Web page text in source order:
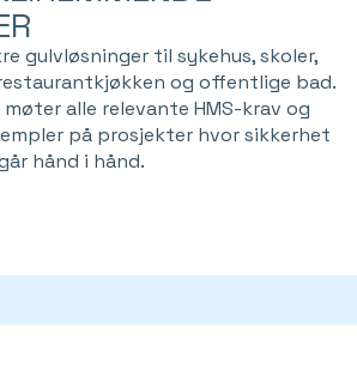
gulvløsninger til sykehus, skoler,
og offentlige bad.
alle relevante HMS-krav og
på prosjekter hvor sikkerhet
hånd i hånd.